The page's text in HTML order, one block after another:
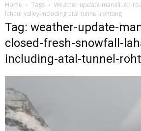
Home Tags
Weather-update-manali-leh-
lahaul-valley-including-atal-tunnel-rohtang
Tag: weather-update-
closed-fresh-snowfall-
including-atal-tunnel-